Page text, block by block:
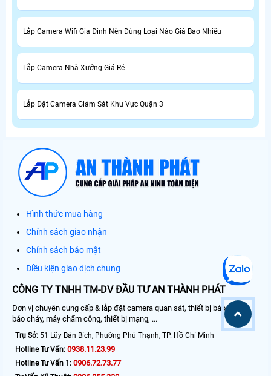
Lắp Camera Wifi Gia Đình Nên Dùng Loại Nào Giá Bao Nhiêu
Lắp Camera Nhà Xưởng Giá Rẻ
Lắp Đặt Camera Giám Sát Khu Vực Quận 3
Hình thức mua hàng
Chính sách giao nhận
Chính sách bảo mật
Điều kiện giao dịch chung
CÔNG TY TNHH TM-DV ĐẦU TƯ AN THÀNH PHÁT
Đơn vị chuyên cung cấp & lắp đặt camera quan sát, thiết bị báo động,
báo cháy, máy chấm công, thiết bị mạng, ...
Trụ Sở: 51 Lũy Bán Bích, Phường Phú Thạnh, TP. Hồ Chí Minh
Hotline Tư Vấn: 0938.11.23.99
Hotline Tư Vấn 1: 0906.72.73.77